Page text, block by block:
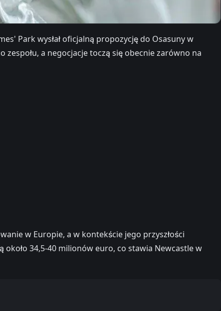
Park wysłał oficjalną propozycję do Osasuny w
a negocjacje toczą się obecnie zarówno na
w Europie, a w kontekście jego przyszłości
34,5-40 milionów euro, co stawia Newcastle w